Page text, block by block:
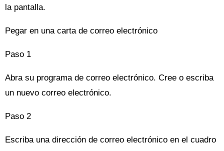
la pantalla.
Pegar en una carta de correo electrónico
Paso 1
Abra su programa de correo electrónico. Cree o escriba
un nuevo correo electrónico.
Paso 2
Escriba una dirección de correo electrónico en el cuadro